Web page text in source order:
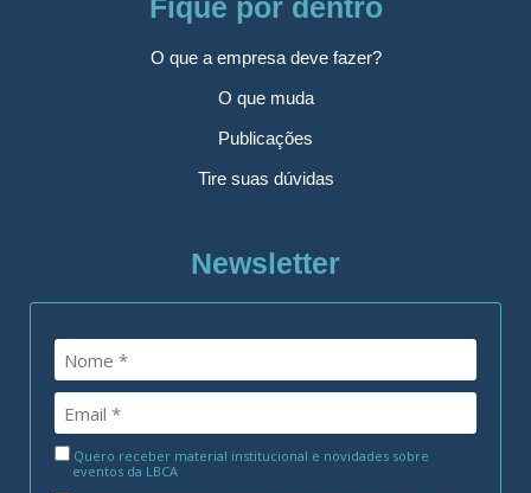
Fique por dentro
O que a empresa deve fazer?
O que muda
Publicações
Tire suas dúvidas
Newsletter
Quero receber material institucional e novidades sobre
eventos da LBCA